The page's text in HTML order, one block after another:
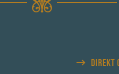
DIREKT